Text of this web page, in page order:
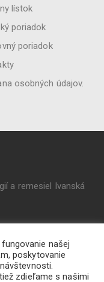
lístok
poriadok
poriadok
osobných údajov.
a remesiel Ivanská
našej
poskytovanie
zdieľame s našimi